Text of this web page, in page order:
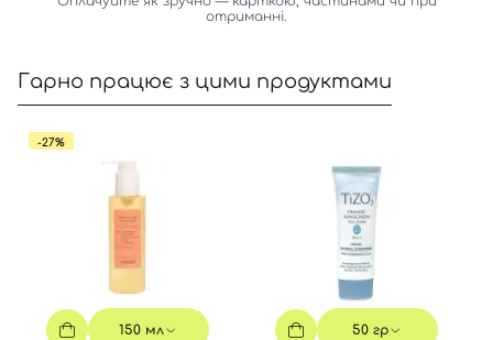
отриманні.
Гарно працює з цими продуктами
-27%
150 мл 50 гр